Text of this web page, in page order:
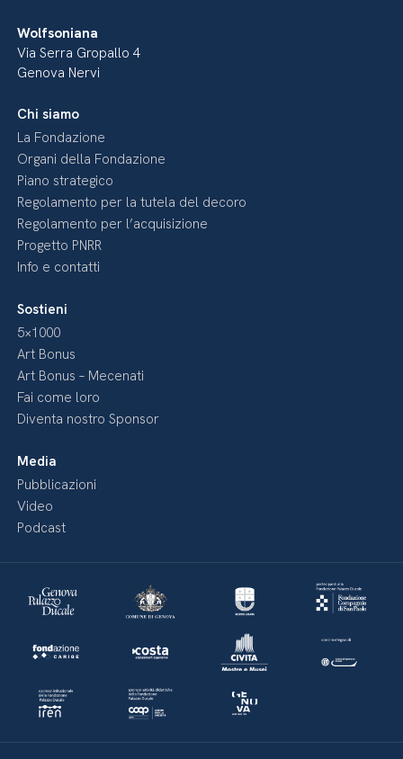
Wolfsoniana
Via Serra Gropallo 4
Genova Nervi
Chi siamo
La Fondazione
Organi della Fondazione
Piano strategico
Regolamento per la tutela del decoro
Regolamento per l’acquisizione
Progetto PNRR
Info e contatti
Sostieni
5×1000
Art Bonus
Art Bonus – Mecenati
Fai come loro
Diventa nostro Sponsor
Media
Pubblicazioni
Video
Podcast